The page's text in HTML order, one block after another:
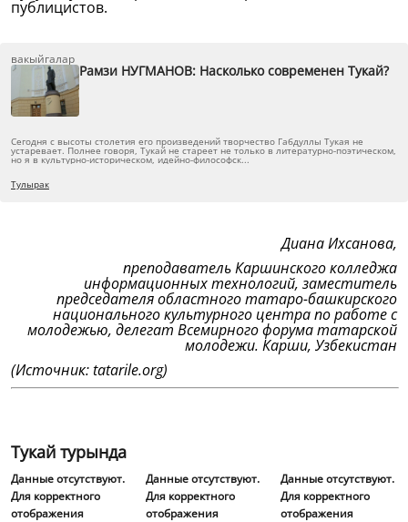
публицистов.
вакыйгалар
Рамзи НУГМАНОВ: Насколько современен Тукай?
Сегодня с высоты столетия его произведений творчество Габдуллы Тукая не
устаревает. Полнее говоря, Тукай не стареет не только в литературно-поэтическом,
но я в культурно-историческом, идейно-философск...
Тулырак
Диана Ихсанова,
преподаватель Каршинского колледжа
информационных технологий, заместитель
председателя областного татаро-башкирского
национального культурного центра по работе с
молодежью, делегат Всемирного форума татарской
молодежи. Карши, Узбекистан
(Источник: tatarile.org)
Тукай турында
Данные отсутствуют.
Для корректного
отображения
Данные отсутствуют.
Для корректного
отображения
Данные отсутствуют.
Для корректного
отображения